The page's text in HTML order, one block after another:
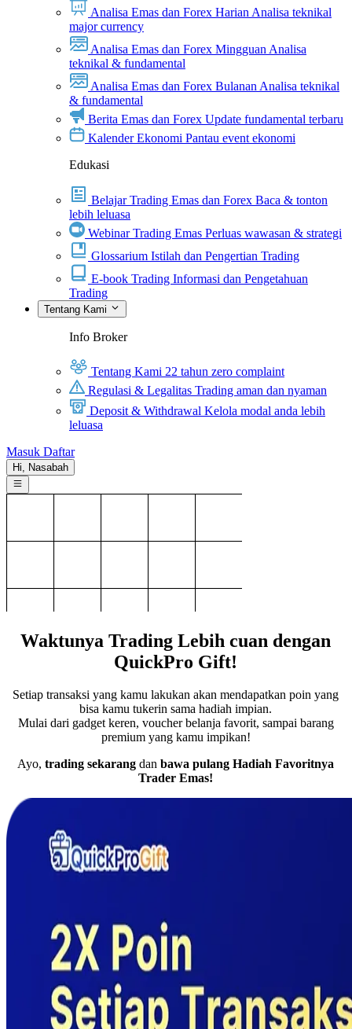
Analisa Emas dan Forex Harian Analisa teknikal
major currency
Analisa Emas dan Forex Mingguan Analisa
teknikal & fundamental
Analisa Emas dan Forex Bulanan Analisa teknikal
& fundamental
Berita Emas dan Forex Update fundamental terbaru
Kalender Ekonomi Pantau event ekonomi
Edukasi
Belajar Trading Emas dan Forex Baca & tonton
lebih leluasa
Webinar Trading Emas Perluas wawasan & strategi
Glossarium Istilah dan Pengertian Trading
E-book Trading Informasi dan Pengetahuan
Trading
Tentang Kami
Info Broker
Tentang Kami 22 tahun zero complaint
Regulasi & Legalitas Trading aman dan nyaman
Deposit & Withdrawal Kelola modal anda lebih
leluasa
Masuk Daftar
Hi, Nasabah
Waktunya Trading Lebih cuan dengan
QuickPro Gift!
Setiap transaksi yang kamu lakukan akan mendapatkan poin yang
bisa kamu tukerin sama hadiah impian.
Mulai dari gadget keren, voucher belanja favorit, sampai barang
premium yang kamu impikan!
Ayo,trading sekarang danbawa pulang Hadiah Favoritnya
Trader Emas!